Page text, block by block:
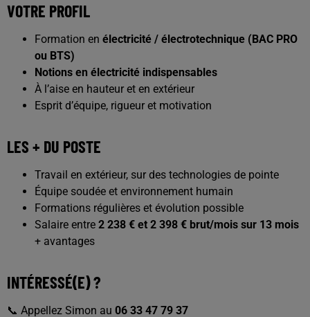
VOTRE PROFIL
Formation en électricité / électrotechnique (BAC PRO
ou BTS)
Notions en électricité indispensables
À l’aise en hauteur et en extérieur
Esprit d’équipe, rigueur et motivation
LES + DU POSTE
Travail en extérieur, sur des technologies de pointe
Équipe soudée et environnement humain
Formations régulières et évolution possible
Salaire entre 2 238 € et 2 398 € brut/mois sur 13 mois
+ avantages
INTÉRESSÉ(E) ?
📞 Appellez Simon au 06 33 47 79 37